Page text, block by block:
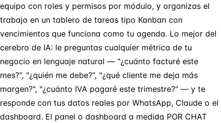
equipo con roles y permisos por módulo, y organizas el
trabajo en un tablero de tareas tipo Kanban con
vencimientos que funciona como tu agenda. Lo mejor del
cerebro de IA: le preguntas cualquier métrica de tu
negocio en lenguaje natural — "¿cuánto facturé este
mes?", "¿quién me debe?", "¿qué cliente me deja más
margen?", "¿cuánto IVA pagaré este trimestre?" — y te
responde con tus datos reales por WhatsApp, Claude o el
dashboard. El panel o dashboard a medida POR CHAT